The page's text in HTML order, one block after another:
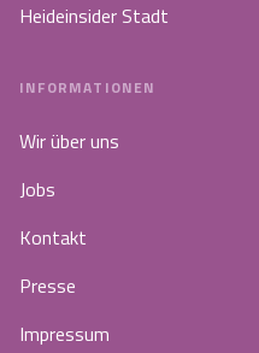
Heideinsider Stadt
INFORMATIONEN
Wir über uns
Jobs
Kontakt
Presse
Impressum